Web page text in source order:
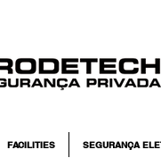
FACILITIES SEGURANÇA